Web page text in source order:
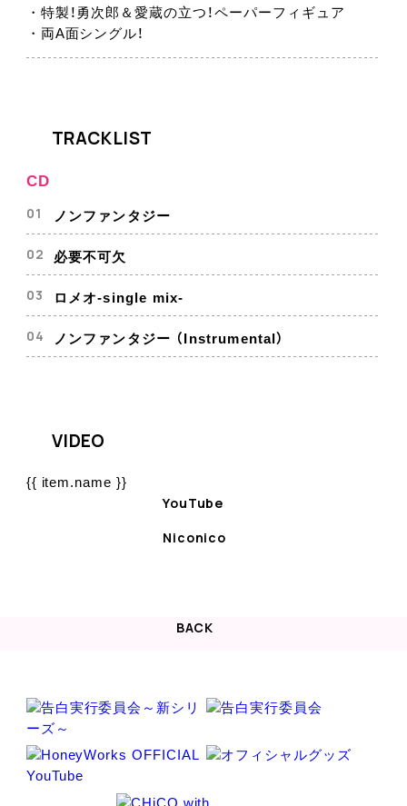
・特製！勇次郎＆愛蔵の立つ！ペーパーフィギュア
・両A面シングル！
TRACKLIST
CD
ノンファンタジー
必要不可欠
ロメオ-single mix-
ノンファンタジー （Instrumental）
VIDEO
{{ item.name }}
YouTube
Niconico
BACK